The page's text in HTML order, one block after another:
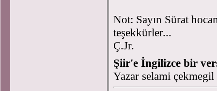
Not: Sayın Sürat
teşekkürler...
Ç.Jr.
Şiir'e İngilizce bir
Yazar selami